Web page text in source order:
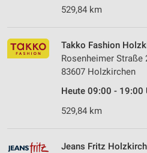
529,84 km
Takko Fashion
Rosenheimer Straße
83607 Holzkirchen
Heute 09:00 - 19:00
529,84 km
Jeans Fritz